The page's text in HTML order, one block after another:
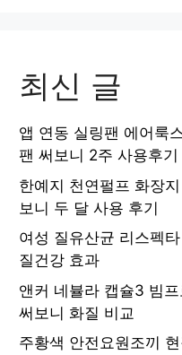
최신 글
앱 연동 실링팬 에어룩
팬 써보니 2주 사용후기
한예지 천연펄프 화장
보니 두 달 사용 후기
여성 질유산균 리스펙
질건강 효과
앤커 네뷸라 캡슐3 빔
써보니 화질 비교
주황색 안전요원조끼